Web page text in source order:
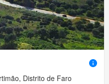
Distrito de Faro